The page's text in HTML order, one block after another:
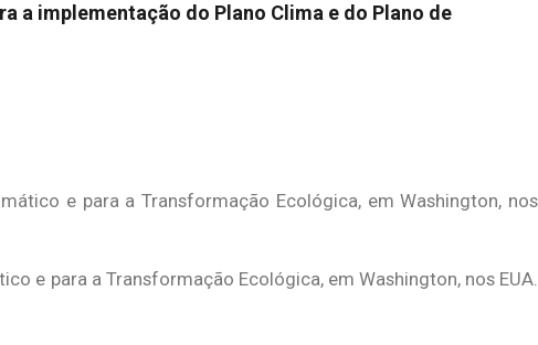
a implementação do Plano Clima e do Plano de
e para a Transformação Ecológica, em Washington, nos EUA.